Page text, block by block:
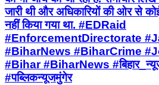
जारी थी और अधिकारियों की ओर से
नहीं किया गया था. #EDRaid
#EnforcementDirectorate
#BiharNews #BiharCrime
#Bihar #BiharNews #बिहार_न्यूज़
#पब्लिकन्यूजमुंगेर